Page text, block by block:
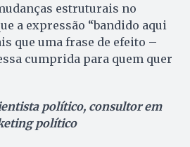
estruturais no
a expressão “bandido aqui
que uma frase de efeito –
cumprida para quem quer
político, consultor em
político